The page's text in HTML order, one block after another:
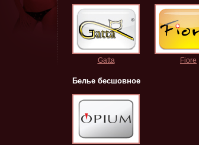
Gatta Fiore
Белье бесшовное